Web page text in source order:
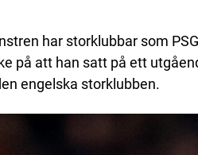
har storklubbar som
på att han satt på ett
engelska storklubben.